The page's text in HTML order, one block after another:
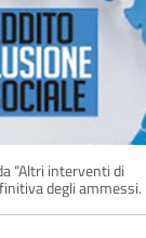
“Altri interventi di
degli ammessi.